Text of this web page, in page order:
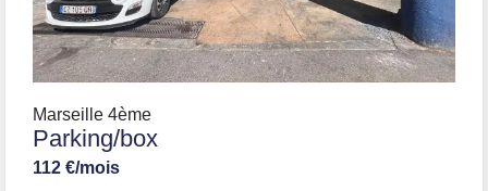
Marseille 4ème
Parking/box
112 €/mois